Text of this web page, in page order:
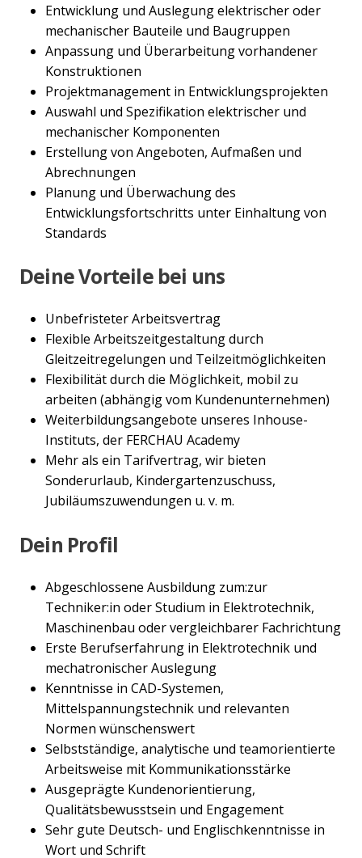
Entwicklung und Auslegung elektrischer oder
mechanischer Bauteile und Baugruppen
Anpassung und Überarbeitung vorhandener
Konstruktionen
Projektmanagement in Entwicklungsprojekten
Auswahl und Spezifikation elektrischer und
mechanischer Komponenten
Erstellung von Angeboten, Aufmaßen und
Abrechnungen
Planung und Überwachung des
Entwicklungsfortschritts unter Einhaltung von
Standards
Deine Vorteile bei uns
Unbefristeter Arbeitsvertrag
Flexible Arbeitszeitgestaltung durch
Gleitzeitregelungen und Teilzeitmöglichkeiten
Flexibilität durch die Möglichkeit, mobil zu
arbeiten (abhängig vom Kundenunternehmen)
Weiterbildungsangebote unseres Inhouse-
Instituts, der FERCHAU Academy
Mehr als ein Tarifvertrag, wir bieten
Sonderurlaub, Kindergartenzuschuss,
Jubiläumszuwendungen u. v. m.
Dein Profil
Abgeschlossene Ausbildung zum:zur
Techniker:in oder Studium in Elektrotechnik,
Maschinenbau oder vergleichbarer Fachrichtung
Erste Berufserfahrung in Elektrotechnik und
mechatronischer Auslegung
Kenntnisse in CAD-Systemen,
Mittelspannungstechnik und relevanten
Normen wünschenswert
Selbstständige, analytische und teamorientierte
Arbeitsweise mit Kommunikationsstärke
Ausgeprägte Kundenorientierung,
Qualitätsbewusstsein und Engagement
Sehr gute Deutsch- und Englischkenntnisse in
Wort und Schrift